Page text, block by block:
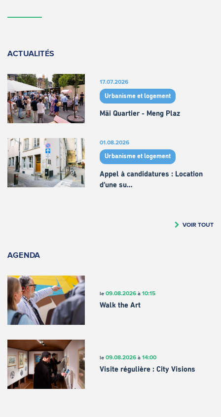
ACTUALITÉS
17.07.2026
Urbanisme et logement
Mäi Quartier - Meng Plaz
01.08.2026
Urbanisme et logement
Appel à candidatures : Location
d’une su…
VOIR TOUT
AGENDA
le 09.08.2026à 10:15
Walk the Art
le 09.08.2026à 14:00
Visite régulière : City Visions